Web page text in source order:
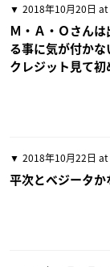
2018年10月20日 at
Ｍ・Ａ・Ｏさん
る事に気が付か
クレジット見て
2018年10月22日 at
平次とベジータか